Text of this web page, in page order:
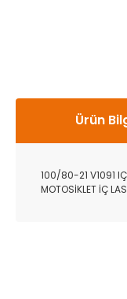
Ürün
100/80-21 V1091
MOTOSİKLET İÇ